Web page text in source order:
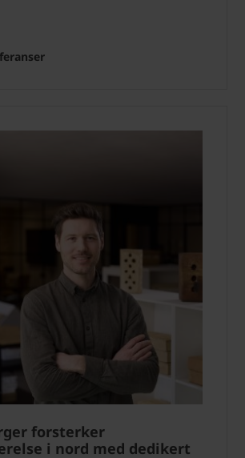
forsterker
i nord med dedikert